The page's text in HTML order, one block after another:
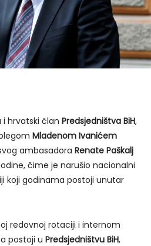
i hrvatski član Predsjedništva BiH,
Mladenom Ivanićem
ambasadora Renate Paškalj
čime je narušio nacionalni
koji godinama postoji unutar
redovnoj rotaciji i internom
postoji u Predsjedništvu BiH,